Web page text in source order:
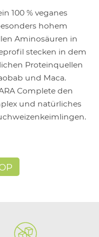
100 % veganes
hohem
Aminosäuren in
stecken in dem
Proteinquellen
und Maca.
Complete den
und natürliches